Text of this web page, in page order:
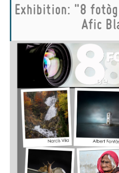
Exhibition: "8
Afic